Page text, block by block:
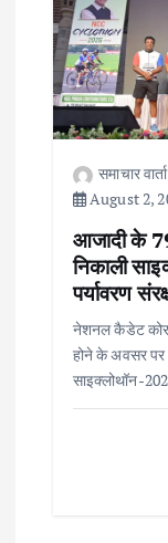
समाचार
August 2,
आजादी के 79
निकाली
पर्यावरण
नेशनल कैडेट कोर
होने के अवसर पर
साइक्लोथॉन-